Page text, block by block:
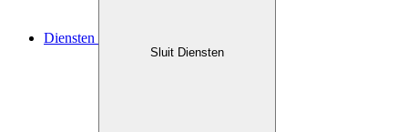
Diensten
Sluit Diensten